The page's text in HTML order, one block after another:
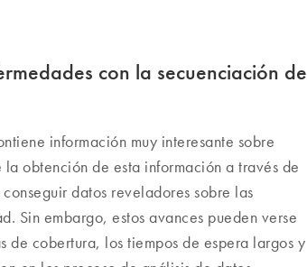
con la secuenciación de
información muy interesante sobre
obtención de esta información a través de
datos reveladores sobre las
Sin embargo, estos avances pueden verse
de cobertura, los tiempos de espera largos y